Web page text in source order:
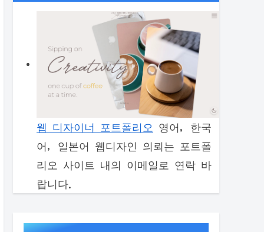
웹 디자이너 포트폴리오
영어, 한국
어, 일본어 웹디자인 의뢰는 포트폴
리오 사이트 내의 이메일로 연락 바
랍니다.